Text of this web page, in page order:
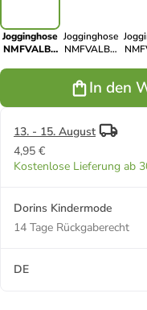
Jogginghose
NMFVALBA
Jogginghose
NMFVALBA
gingerIn den
13. - 15. August
4,95 €
Kostenlose Lieferung ab
Dorins Kindermode
14 Tage Rückgaberecht
DE